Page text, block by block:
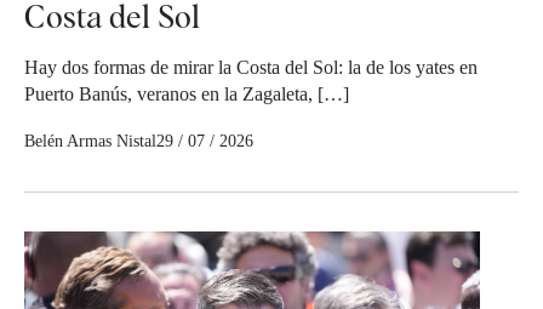
Costa del Sol
Hay dos formas de mirar la Costa del Sol: la de los yates en
Puerto Banús, veranos en la Zagaleta, […]
Belén Armas Nistal 29 / 07 / 2026